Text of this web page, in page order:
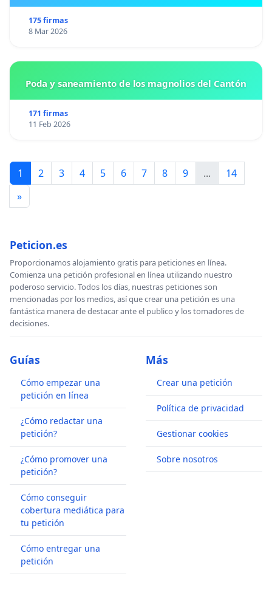
175 firmas
8 Mar 2026
Poda y saneamiento de los magnolios del Cantón
171 firmas
11 Feb 2026
1 2 3 4 5 6 7 8 9 ...
14
»
Peticion.es
Proporcionamos alojamiento gratis para peticiones en línea.
Comienza una petición profesional en línea utilizando nuestro
poderoso servicio. Todos los días, nuestras peticiones son
mencionadas por los medios, así que crear una petición es una
fantástica manera de destacar ante el publico y los tomadores de
decisiones.
Guías
Cómo empezar una
petición en línea
¿Cómo redactar una
petición?
¿Cómo promover una
petición?
Cómo conseguir
cobertura mediática para
tu petición
Cómo entregar una
petición
Más
Crear una petición
Política de privacidad
Gestionar cookies
Sobre nosotros